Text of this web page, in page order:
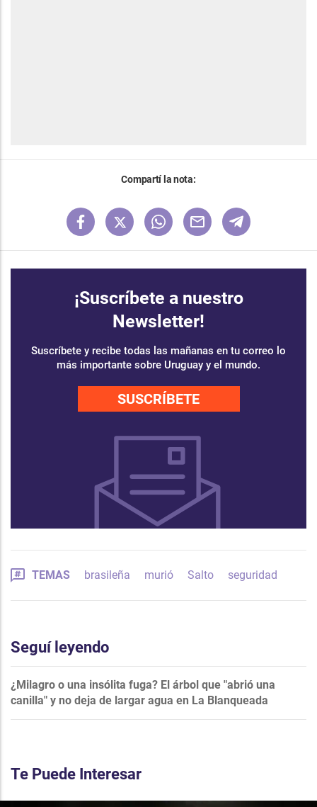
Compartí la nota:
¡Suscríbete a nuestro
Newsletter!
Suscríbete y recibe todas las mañanas en tu correo lo
más importante sobre Uruguay y el mundo.
SUSCRÍBETE
TEMAS brasileña murió Salto seguridad
Seguí leyendo
¿Milagro o una insólita fuga? El árbol que "abrió una
canilla" y no deja de largar agua en La Blanqueada
Te Puede Interesar